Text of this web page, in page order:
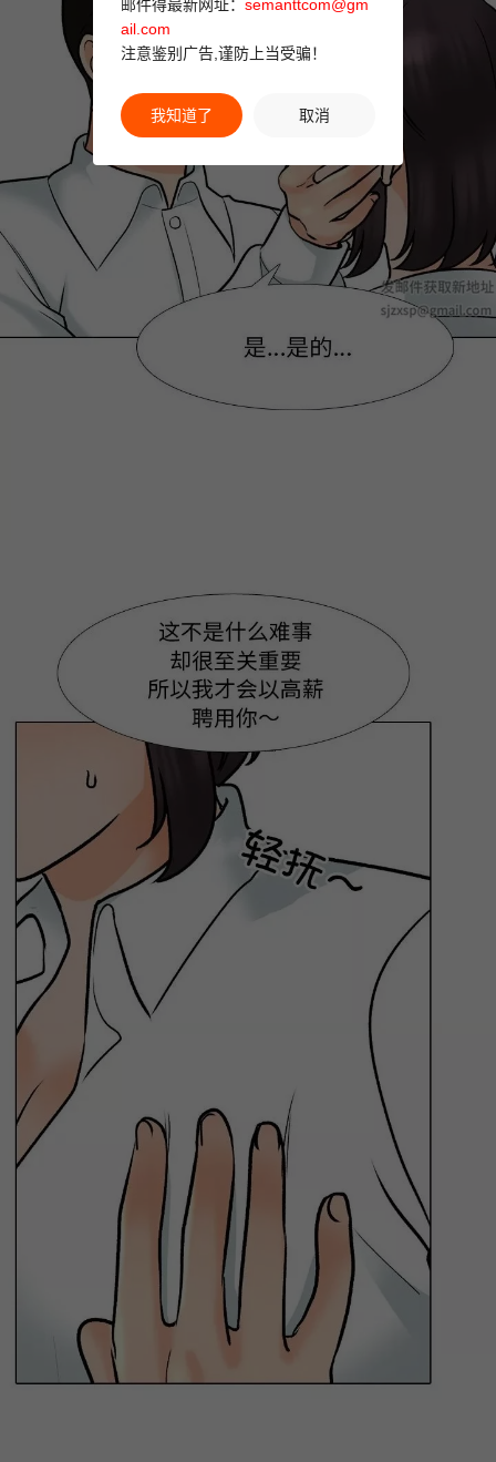
邮件得最新网址： semanttcom@gm
ail.com
注意鉴别广告,谨防上当受骗！
我知道了 取消